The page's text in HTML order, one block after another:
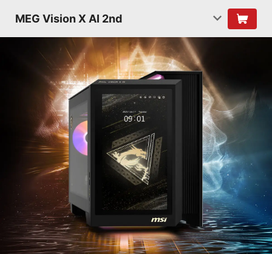
MEG Vision X AI 2nd